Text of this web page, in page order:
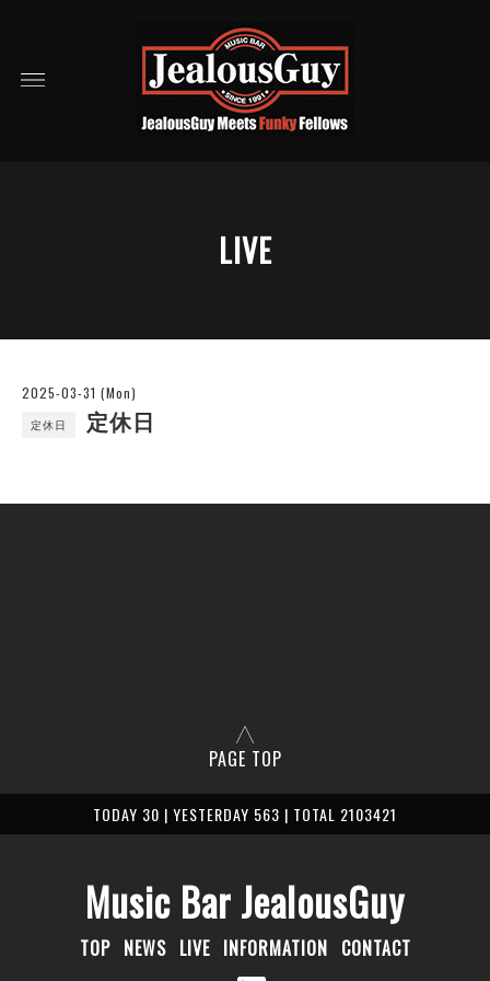
LIVE
2025-03-31 (Mon)
定休日 定休日
PAGE TOP
TODAY 30 | YESTERDAY 563 | TOTAL 2103421
Music Bar JealousGuy
TOP NEWS LIVE INFORMATION CONTACT